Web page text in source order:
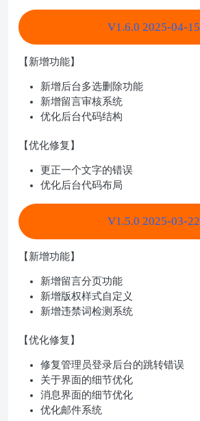
V1.6.0 2025-04-15
【新增功能】
新增后台多选删除功能
新增留言审核系统
优化后台代码结构
【优化修复】
更正一个文字的错误
优化后台代码布局
V1.5.0 2025-03-22
【新增功能】
新增留言分页功能
新增版权样式自定义
新增违禁词检测系统
【优化修复】
修复管理员登录后台的跳转错误
关于界面的细节优化
消息界面的细节优化
优化邮件系统